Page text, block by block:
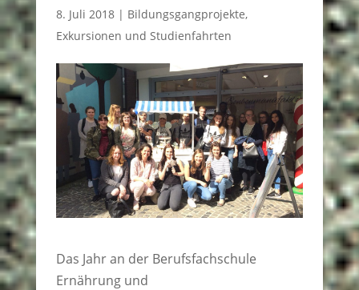
8. Juli 2018| Bildungsgangprojekte,
Exkursionen und Studienfahrten
Das Jahr an der Berufsfachschule
Ernährung und